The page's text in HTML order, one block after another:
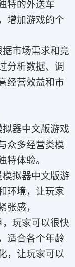
特的外送车
增加游戏的个
市场需求和竞
分析数据、调
经营效益和市
器中文版游戏
众多经营类模
特体验。
拟器中文版游
环境，让玩家
张感，
玩家可以很快
适合各个年龄
，让玩家可以